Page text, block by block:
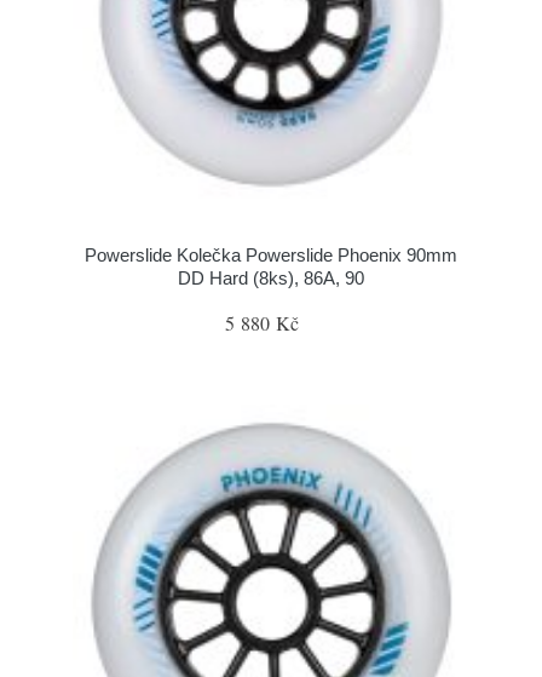
Powerslide Kolečka Powerslide Phoenix 90mm
DD Hard (8ks), 86A, 90
5 880 Kč